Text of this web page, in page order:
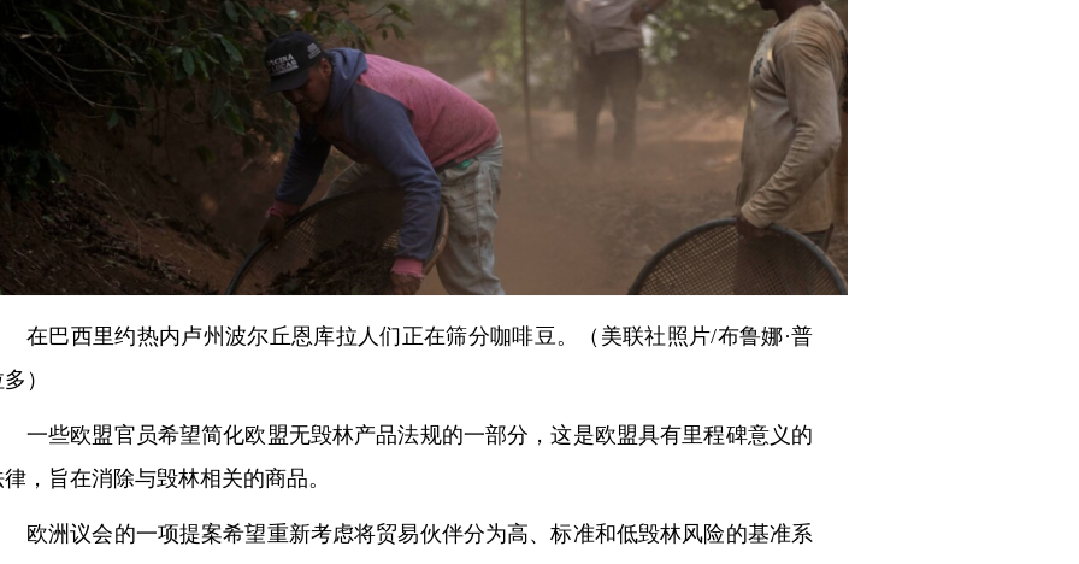
在巴西里约热内卢州波尔丘恩库拉人们正在筛分咖啡豆。（美联社照片/布鲁娜·普
）
一些欧盟官员希望简化欧盟无毁林产品法规的一部分，这是欧盟具有里程碑意义的
，旨在消除与毁林相关的商品。
欧洲议会的一项提案希望重新考虑将贸易伙伴分为高、标准和低毁林风险的基准系